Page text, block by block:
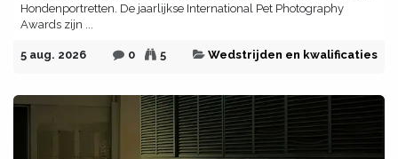
Hondenportretten. De jaarlijkse International Pet Photography
Awards zijn ...
5 aug. 2026 0 5 Wedstrijden en kwalificaties